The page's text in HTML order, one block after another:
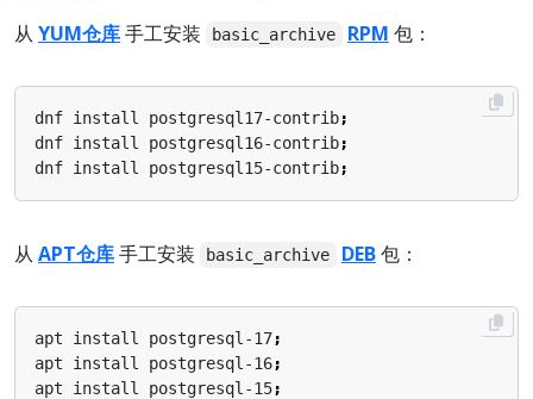
从 YUM仓库手工安装 basic_archive RPM 包：
dnf install postgresql17-contrib;
dnf install postgresql16-contrib;
dnf install postgresql15-contrib;
从 APT仓库手工安装 basic_archive DEB包：
apt install postgresql-17;
apt install postgresql-16;
apt install postgresql-15;